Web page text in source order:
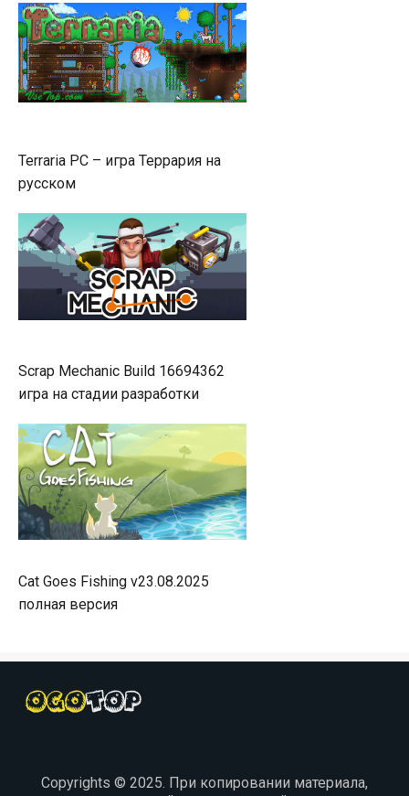
Terraria PC – игра Террария на
русском
Scrap Mechanic Build 16694362
игра на стадии разработки
Cat Goes Fishing v23.08.2025
полная версия
Copyrights © 2025. При копировании материала,